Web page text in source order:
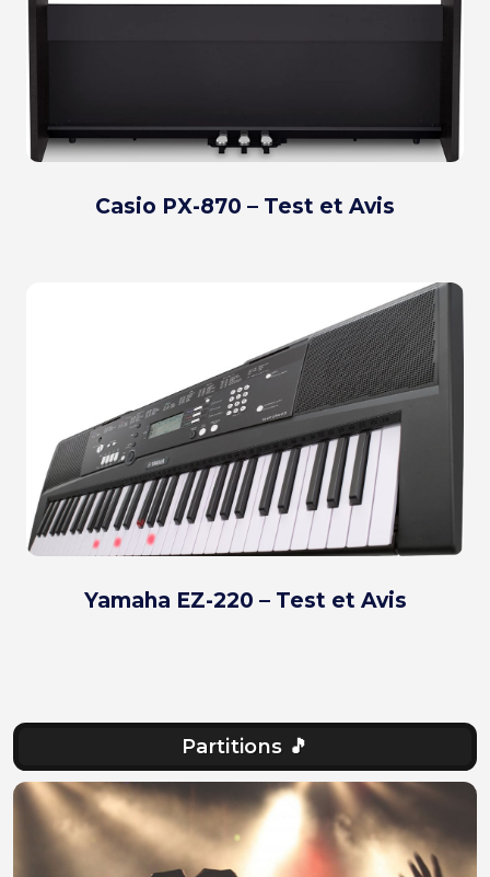
Casio PX-870 – Test et Avis
Yamaha EZ-220 – Test et Avis
Partitions 🎵